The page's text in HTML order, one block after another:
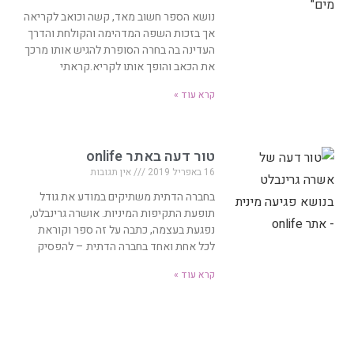
נושא הספר חשוב מאד, קשה וכואב לקריאה
אך בזכות השפה המדהימה והקולחת והדרך
העדינה בה בחרה הסופרת להגיש אותו מרכך
את הכאב והופך אותו לקריא.קראתי
קרא עוד »
טור דעה באתר onlife
16 באפריל 2019 אין תגובות
בחברה הדתית משתיקים במודע את גודל
תופעת התקיפות המיניות. אושרה גרינבלט,
נפגעת בעצמה, כתבה על זה ספר וקוראת
לכל אחת ואחד בחברה הדתית – להפסיק
קרא עוד »